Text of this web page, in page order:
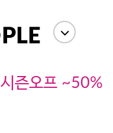
시즌오프 ~50%